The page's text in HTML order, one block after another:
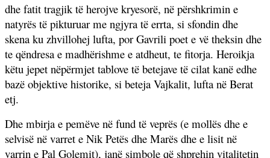
dhe fatit tragjik të herojve kryesorë, në përshkrimin e
natyrës të pikturuar me ngjyra të errta, si sfondin dhe
skena ku zhvillohej lufta, por Gavrili poet e vë theksin dhe
te qëndresa e madhërishme e atdheut, te fitorja. Heroikja
këtu jepet nëpërmjet tablove të betejave të cilat kanë edhe
bazë objektive historike, si beteja Vajkalit, lufta në Berat
etj.
Dhe mbirja e pemëve në fund të veprës (e mollës dhe e
selvisë në varret e Nik Petës dhe Marës dhe e lisit në
varrin e Pal Golemit), janë simbole që shprehin vitalitetin